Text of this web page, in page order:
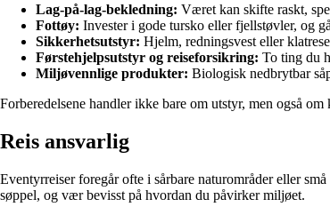
Lag-på-lag-bekledning: Været kan skifte raskt,
Fottøy: Invester i gode tursko eller fjellstøvler, og
Sikkerhetsutstyr: Hjelm, redningsvest eller
Førstehjelpsutstyr og reiseforsikring: To ting du
Miljøvennlige produkter: Biologisk nedbrytbar
Forberedelsene handler ikke bare om utstyr, men også
Reis ansvarlig
Eventyrreiser foregår ofte i sårbare naturområder eller
søppel, og vær bevisst på hvordan du påvirker miljøet.